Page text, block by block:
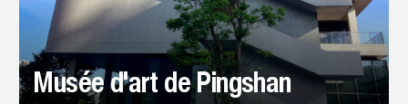
Musée d'art de Pingshan